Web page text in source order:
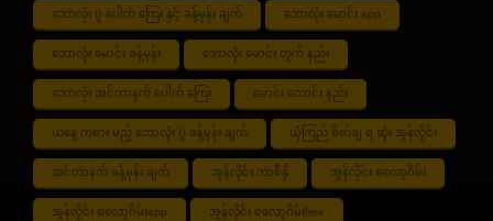
ဘောလုံး ပွဲ ပေါက် ကြေး နှင့် ခန့်မှန်း ချက် ဘောလုံး မောင်း app
ဘောလုံး မောင်း ခန့်မှန်း ဘောလုံး မောင်း တွက် နည်း
ဘောလုံး အင်တာနက် ပေါက် ကြေး မောင်း လောင်း နည်း
ယနေ့ ကစား မည့် ဘောလုံး ပွဲ ခန့်မှန်း ချက် ယုံကြည် စိတ်ချ ရ ဆုံး အွန်လိုင်း
အင်တာနက် ခန့်မှန်း ချက် အွန်လိုင်း ကာစီနို အွန်လိုင်း စလော့ဂိမ်း
အွန်လိုင်း စလော့ဂိမ်းapp အွန်လိုင်း စလော့ဂိမ်းfree